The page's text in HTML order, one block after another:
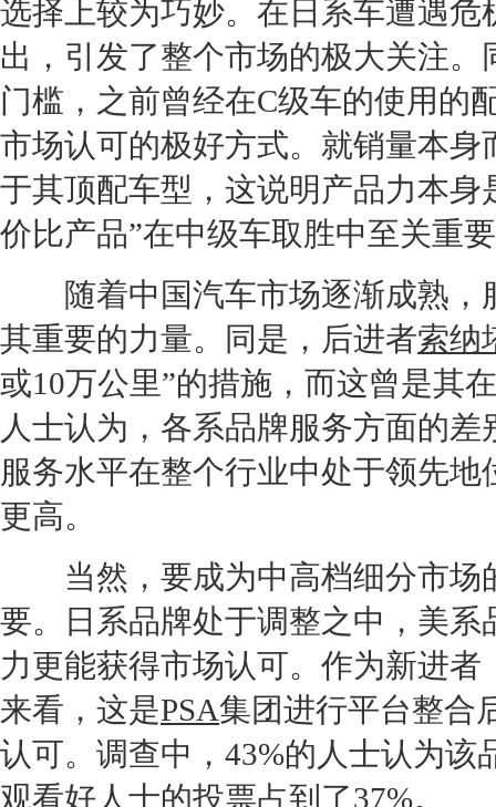
选择上较为巧妙。在日系车遭遇
出，引发了整个市场的极大关注。
门槛，之前曾经在C级车的使用的
市场认可的极好方式。就销量本身
于其顶配车型，这说明产品力本
价比产品”在中级车取胜中至关重
随着中国汽车市场逐渐成熟，
其重要的力量。同是，后进者索纳
或10万公里”的措施，而这曾是其
人士认为，各系品牌服务方面的
服务水平在整个行业中处于领先
更高。
当然，要成为中高档细分市场
要。日系品牌处于调整之中，美系
力更能获得市场认可。作为新进者
来看，这是PSA集团进行平台整合
认可。调查中，43%的人士认为
观看好人士的投票占到了37%。